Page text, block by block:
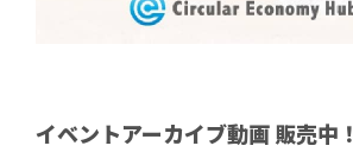
イベントアーカイブ動画 販売中！